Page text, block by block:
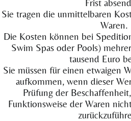
Frist
Sie tragen die unmittelbaren
Waren.
Die Kosten können bei
Swim Spas oder Pools)
tausend Euro
Sie müssen für einen etwaigen
aufkommen, wenn dieser
Prüfung der
Funktionsweise der Waren